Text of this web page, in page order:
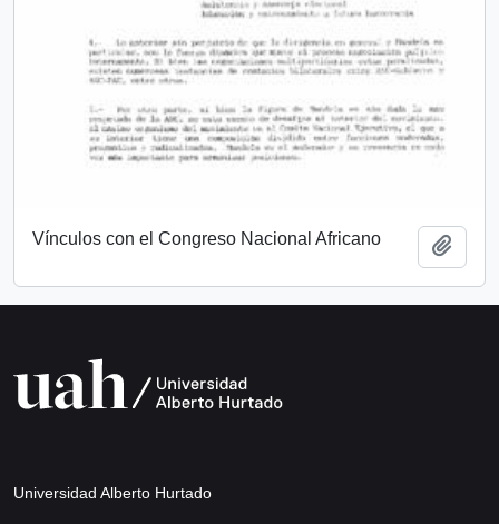
Vínculos con el Congreso Nacional Africano
Universidad Alberto Hurtado